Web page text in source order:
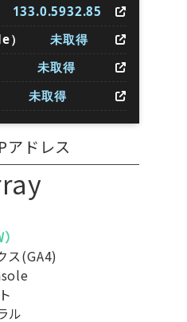
133.0.5932.85
未取得
未取得
未取得
ドレス
ス(GA4)
ル